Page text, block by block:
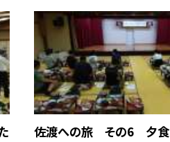
佐渡への旅 その6 夕食